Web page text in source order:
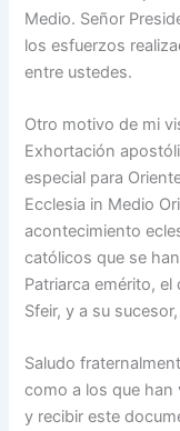
Medio. Señor
los esfuerzos
entre ustedes.
Otro motivo de mi
Exhortación
especial para
Ecclesia in Medio
acontecimiento
católicos que se
Patriarca emérito,
Sfeir, y a su
Saludo
como a los que han
y recibir este